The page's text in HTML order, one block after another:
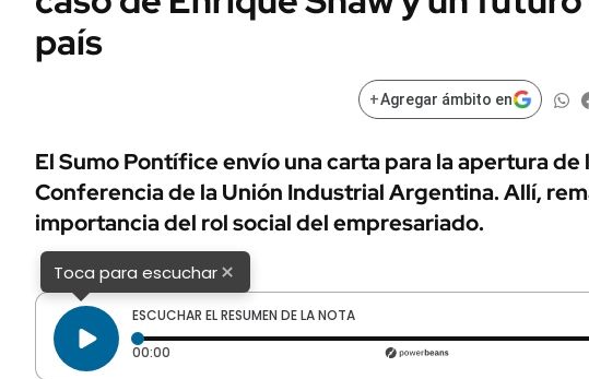
Mercados
ÁMBITO DEBATE
POLÍTICA
Municipios
país
+Agregar ámbito en
El Sumo Pontífice envío una carta para la apertura de
Conferencia de la Unión Industrial Argentina. Allí,
importancia del rol social del empresariado.
Toca para escuchar×
ESCUCHAR EL RESUMEN DE LA NOTA
00:00 Tiempo transcurrido: 0 segundos